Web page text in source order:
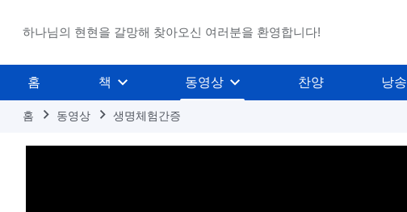
하나님의 현현을 갈망해 찾아오신 여러분을 환영합니다!
홈 책 동영상 찬양 낭송
홈 동영상 생명체험간증